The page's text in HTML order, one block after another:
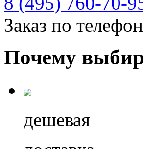
Заказ по
Почему
дешевая